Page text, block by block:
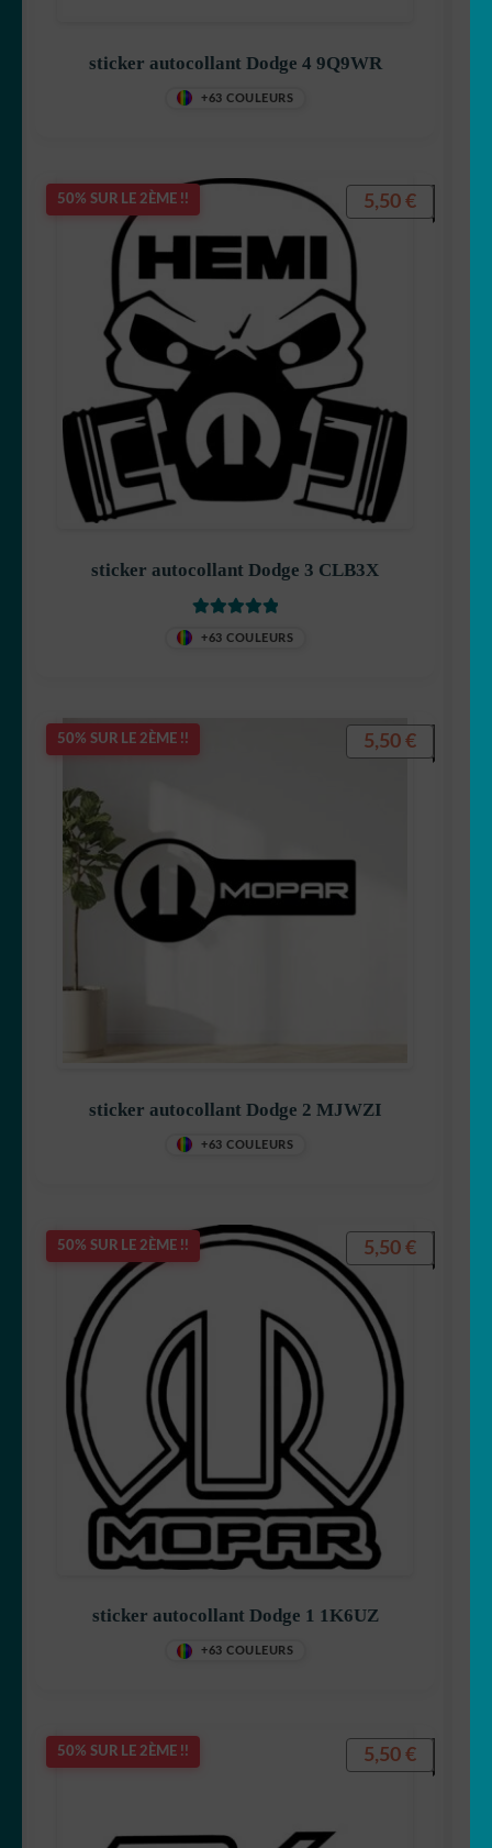
sticker autocollant Dodge 4 9Q9WR
+63 COULEURS
50% SUR LE 2ÈME !!
sticker autocollant Dodge 3 CLB3X
+63 COULEURS
5,50 €
50% SUR LE 2ÈME !!
sticker autocollant Dodge 2 MJWZI
+63 COULEURS
5,50 €
50% SUR LE 2ÈME !!
sticker autocollant Dodge 1 1K6UZ
+63 COULEURS
5,50 €
50% SUR LE 2ÈME !! 5,50 €